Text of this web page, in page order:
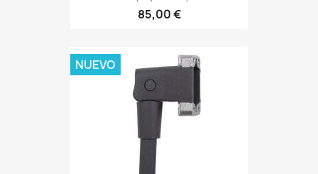
85,00 €
NUEVO